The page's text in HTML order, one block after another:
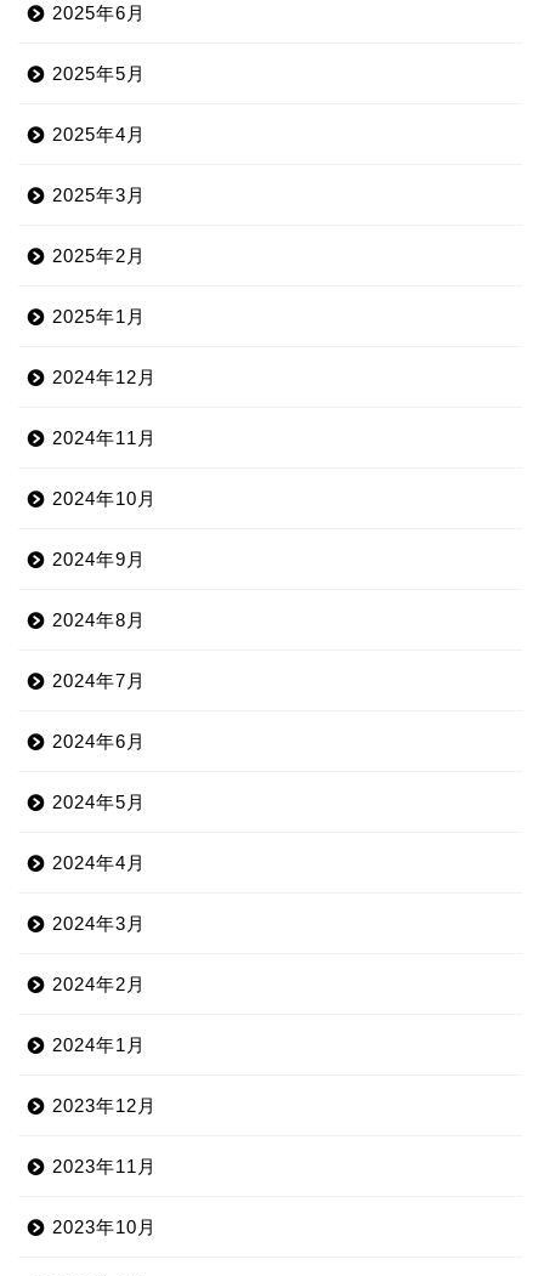
2025年6月
2025年5月
2025年4月
2025年3月
2025年2月
2025年1月
2024年12月
2024年11月
2024年10月
2024年9月
2024年8月
2024年7月
2024年6月
2024年5月
2024年4月
2024年3月
2024年2月
2024年1月
2023年12月
2023年11月
2023年10月